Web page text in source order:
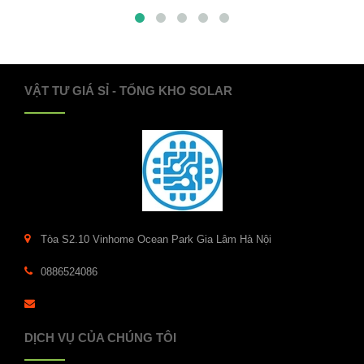
VẬT TƯ GIÁ SỈ - TỔNG KHO SOLAR
Tòa S2.10 Vinhome Ocean Park Gia Lâm Hà Nội
0886524086
DỊCH VỤ CỦA CHÚNG TÔI